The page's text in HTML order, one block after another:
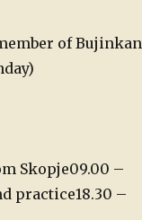
of Bujinkan
Skopje09.00 –
practice18.30 –